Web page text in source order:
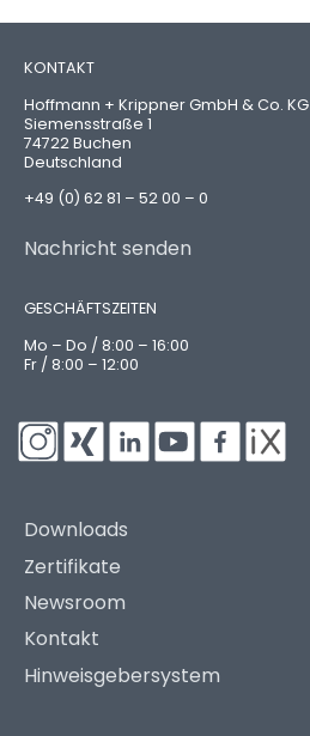
KONTAKT
Hoffmann + Krippner GmbH & Co. KG
Siemensstraße 1
74722 Buchen
Deutschland
+49 (0) 62 81 – 52 00 – 0
Nachricht senden
GESCHÄFTSZEITEN
Mo – Do / 8:00 – 16:00
Fr / 8:00 – 12:00
Downloads
Zertifikate
Newsroom
Kontakt
Hinweisgebersystem